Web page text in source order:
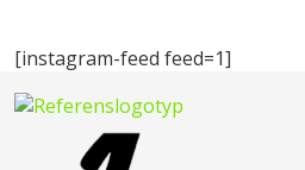
[instagram-feed feed=1]